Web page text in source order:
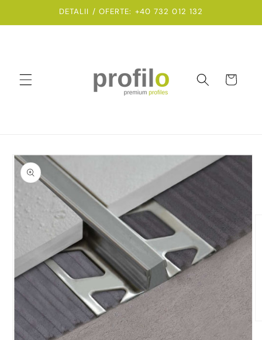
DETALII / OFERTE: +40 732 012 132
Coș
informațiile
despre
produs